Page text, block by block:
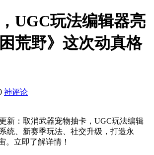
UGC玩法编辑器亮
荒野》这次动真格
神评论
新：取消武器宠物抽卡，UGC玩法编辑
统、新赛季玩法、社交升级，打造永
。立即了解详情！